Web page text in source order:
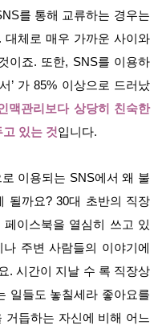
를 통해 교류하는 경우는
대체로 매우 가까운 사이와
이죠. 또한, SNS를 이용하
’ 가 85% 이상으로 드러났
맥관리보다 상당히 친숙한
있는 것입니다.
이용되는 SNS에서 왜 불
될까요? 30대 초반의 직장
이스북을 열심히 쓰고 있
주변 사람들의 이야기에
. 시간이 지날 수 록 직장상
일들도 놓칠세라 좋아요를
거듭하는 자신에 비해 어느